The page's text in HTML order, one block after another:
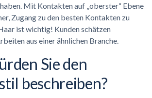
Mit Kontakten auf „oberster“ Ebene
Zugang zu den besten Kontakten zu
ist wichtig! Kunden schätzen
aus einer ähnlichen Branche.
Sie den
beschreiben?